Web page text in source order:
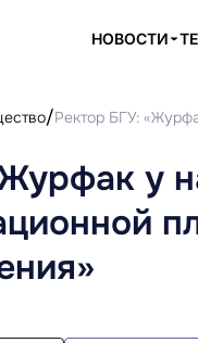
НОВОСТИ
Ректор БГУ:
у